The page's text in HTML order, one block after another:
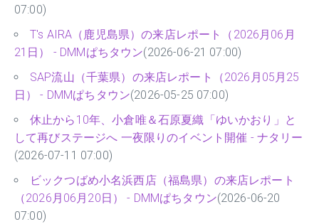
07:00)
T's AIRA（鹿児島県）の来店レポート（2026月06月
21日） - DMMぱちタウン(2026-06-21 07:00)
SAP流山（千葉県）の来店レポート（2026月05月25
日） - DMMぱちタウン(2026-05-25 07:00)
休止から10年、小倉唯＆石原夏織「ゆいかおり」と
して再びステージへ 一夜限りのイベント開催 - ナタリー
(2026-07-11 07:00)
ビックつばめ小名浜西店（福島県）の来店レポート
（2026月06月20日） - DMMぱちタウン(2026-06-20
07:00)